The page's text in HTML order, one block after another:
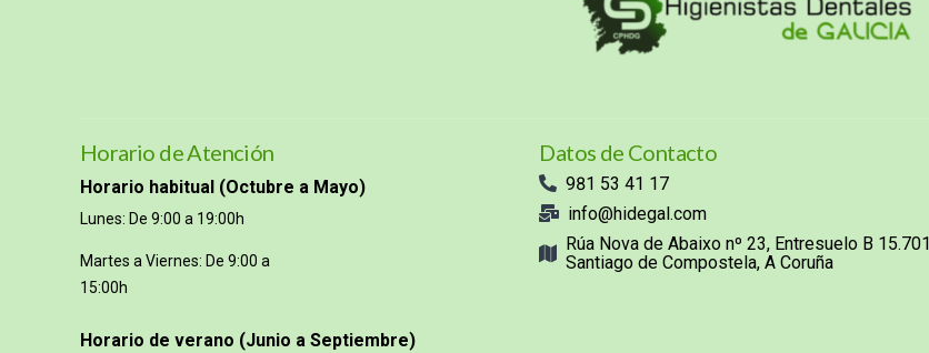
Horario de Atención
Horario habitual (Octubre a Mayo)
Lunes: De 9:00 a 19:00h
Martes a Viernes: De 9:00 a
15:00h
Horario de verano (Junio a Septiembre)
Datos de Contacto
981 53 41 17
info@hidegal.com
Rúa Nova de Abaixo nº 23, Entresuelo B 15.701
Santiago de Compostela, A Coruña